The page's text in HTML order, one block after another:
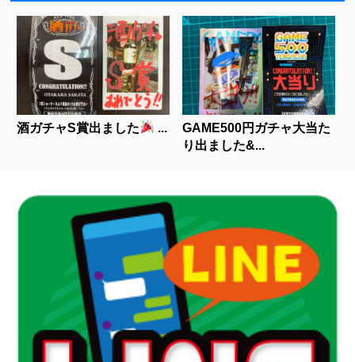
酒ガチャS賞出ました ...
GAME500円ガチャ大当た
り出ました&...